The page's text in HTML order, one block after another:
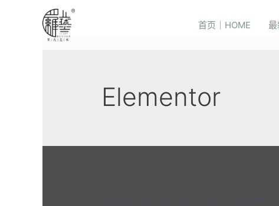
首页｜HOME 最
Elementor